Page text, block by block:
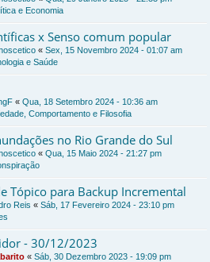
e Economia
x Senso comum popular
« Sex, 15 Novembro 2024 - 01:07 am
e Saúde
« Qua, 18 Setembro 2024 - 10:36 am
Comportamento e Filosofia
no Rio Grande do Sul
« Qua, 15 Maio 2024 - 21:27 pm
Tópico para Backup Incremental
Reis « Sáb, 17 Fevereiro 2024 - 23:10 pm
- 30/12/2023
« Sáb, 30 Dezembro 2023 - 19:09 pm